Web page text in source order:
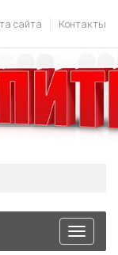
сайта Контакты
Toggle